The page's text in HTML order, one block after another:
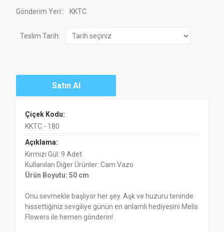
Gönderim Yeri:: KKTC
Teslim Tarih:
Çiçek Kodu:
KKTC - 180
Açıklama:
Kırmızı Gül: 9 Adet
Kullanılan Diğer Ürünler: Cam Vazo
Ürün Boyutu: 50 cm
Onu sevmekle başlıyor her şey. Aşk ve huzuru teninde
hissettiğiniz sevgiliye günün en anlamlı hediyesini Melis
Flowers ile hemen gönderin!